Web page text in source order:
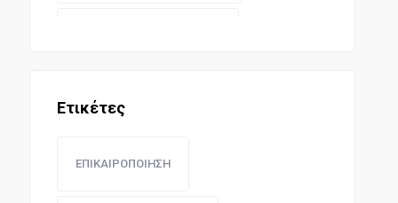
Ετικέτες
ΕΠΙΚΑΙΡΟΠΟΙΗΣΗ